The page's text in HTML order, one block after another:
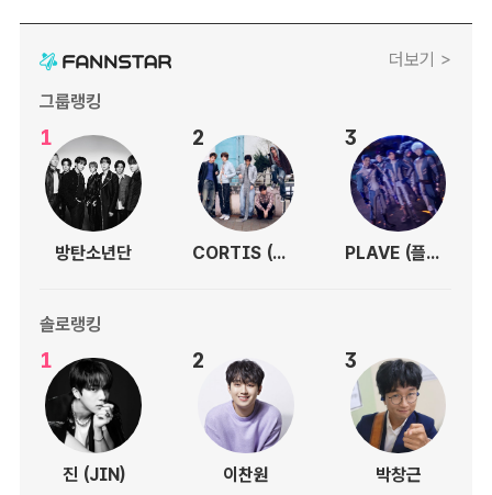
더보기 >
그룹랭킹
1
방탄소년단
2
CORTIS (코르티스)
3
PLAVE (플레이브)
솔로랭킹
1
진 (JIN)
2
이찬원
3
박창근